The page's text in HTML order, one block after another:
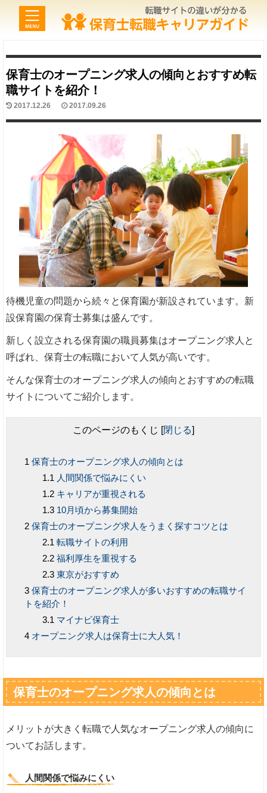
保育士のオープニング求人の傾向とおすすめ転
職サイトを紹介！
2017.12.26 2017.09.26
待機児童の問題から続々と保育園が新設されています。新
設保育園の保育士募集は盛んです。
新しく設立される保育園の職員募集はオープニング求人と
呼ばれ、保育士の転職において人気が高いです。
そんな保育士のオープニング求人の傾向とおすすめの転職
サイトについてご紹介します。
このページのもくじ [閉じる]
保育士のオープニング求人の傾向とは
人間関係で悩みにくい
キャリアが重視される
10月頃から募集開始
保育士のオープニング求人をうまく探すコツとは
転職サイトの利用
福利厚生を重視する
東京がおすすめ
保育士のオープニング求人が多いおすすめの転職サイ
トを紹介！
マイナビ保育士
オープニング求人は保育士に大人気！
保育士のオープニング求人の傾向とは
メリットが大きく転職で人気なオープニング求人の傾向に
ついてお話します。
人間関係で悩みにくい